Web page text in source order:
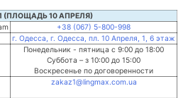
(ПЛОЩАДЬ 10 АПРЕЛЯ)
+38 (067) 5-800-998
г. Одесса, г. Одесса, пл. 10 Апреля, 1, 6 этаж
Понедельник - пятница с 9:00 до 18:00
Суббота – з 10:00 до 15:00
Воскресенье по договоренности
zakaz1@lingmax.com.ua